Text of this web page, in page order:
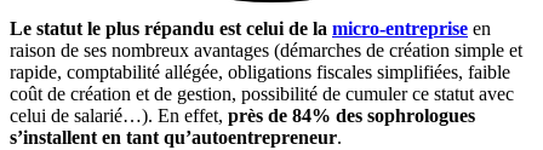
Le statut le plus répandu est celui de la micro-entreprise en
raison de ses nombreux avantages (démarches de création simple et
rapide, comptabilité allégée, obligations fiscales simplifiées, faible
coût de création et de gestion, possibilité de cumuler ce statut avec
celui de salarié…). En effet, près de 84% des sophrologues
s’installent en tant qu’autoentrepreneur.